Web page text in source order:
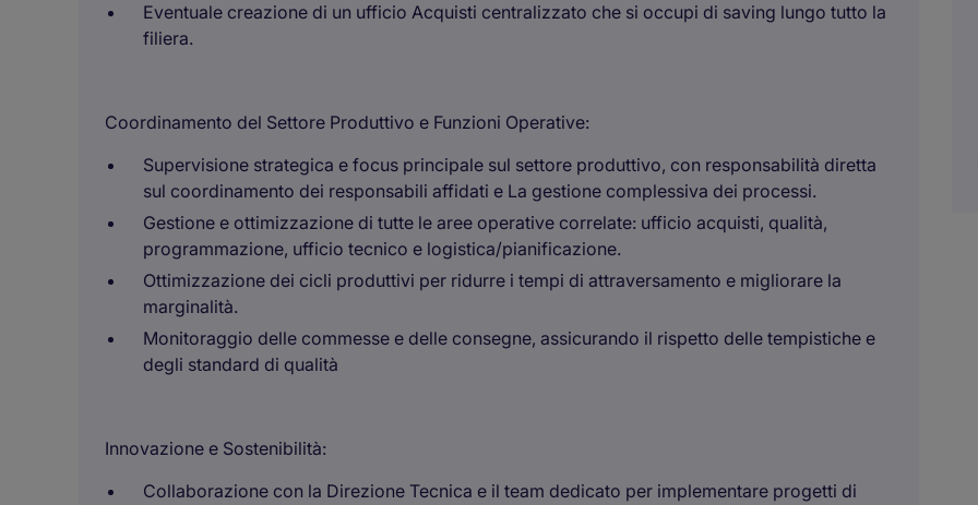
Eventuale creazione di un ufficio Acquisti centralizzato che si occupi di saving lungo tutto la
filiera.
Coordinamento del Settore Produttivo e Funzioni Operative:
Supervisione strategica e focus principale sul settore produttivo, con responsabilità diretta
sul coordinamento dei responsabili affidati e La gestione complessiva dei processi.
Gestione e ottimizzazione di tutte le aree operative correlate: ufficio acquisti, qualità,
programmazione, ufficio tecnico e logistica/pianificazione.
Ottimizzazione dei cicli produttivi per ridurre i tempi di attraversamento e migliorare la
marginalità.
Monitoraggio delle commesse e delle consegne, assicurando il rispetto delle tempistiche e
degli standard di qualità
Innovazione e Sostenibilità:
Collaborazione con la Direzione Tecnica e il team dedicato per implementare progetti di